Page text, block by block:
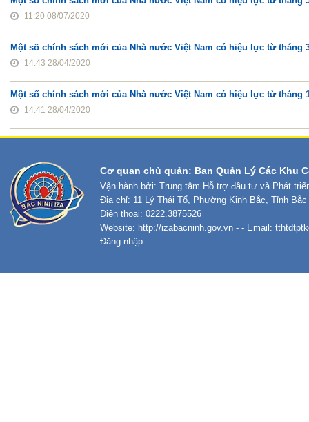
11:20 08/07/2020
Một số chính sách mới của Nhà nước Việt Nam có hiệu lực từ tháng
14:43 28/04/2020
Một số chính sách mới của Nhà nước Việt Nam có hiệu lực từ tháng
14:41 28/04/2020
Cơ quan chủ quản: Ban Quản Lý Các Khu
Vận hành bởi: Trung tâm Hỗ trợ đầu tư và Phát
Địa chỉ: 11 Lý Thái Tổ, Phường Kinh Bắc, Tỉnh Bắc
Điện thoại: 0222.3875526
Website: http://izabacninh.gov.vn - - Email:
Đăng nhập